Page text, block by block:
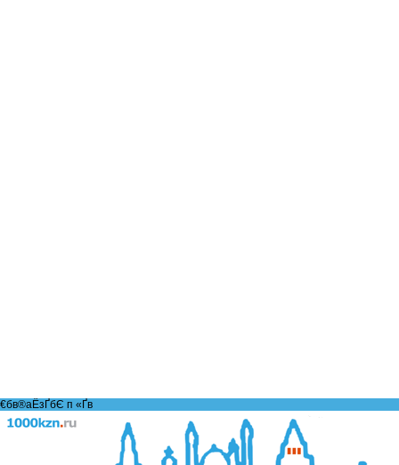
€бв®аЁзҐбЄ п «Ґ­в